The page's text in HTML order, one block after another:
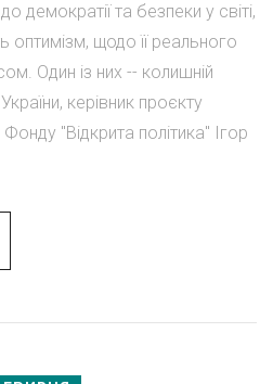
та безпеки у світі,
оптимізм, щодо її реального
Один із них -- колишній
керівник проєкту
"Відкрита політика" Ігор